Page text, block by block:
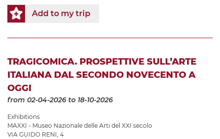
Add to my trip
TRAGICOMICA. PROSPETTIVE SULL’ARTE
ITALIANA DAL SECONDO NOVECENTO A
OGGI
from 02-04-2026 to 18-10-2026
Exhibitions
MAXXI - Museo Nazionale delle Arti del XXI secolo
VIA GUIDO RENI, 4